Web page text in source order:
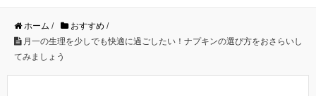
ホーム / おすすめ /
月一の生理を少しでも快適に過ごしたい！ナプキンの選び方をおさらいし
てみましょう